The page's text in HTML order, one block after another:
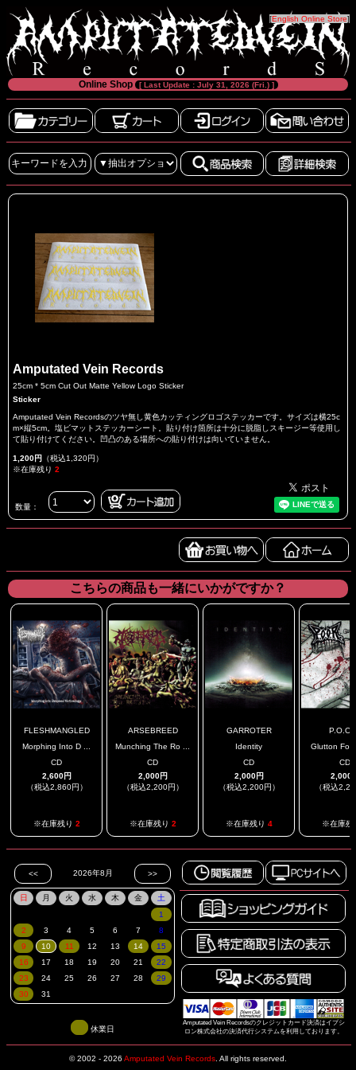
[English Online Store]
Online Shop [ Last Update : July 31, 2026 (Fri.) ]
Amputated Vein Records
25cm * 5cm Cut Out Matte Yellow Logo Sticker
Sticker
Amputated Vein Recordsのツヤ無し黄色カッティングロゴステッカーです。サイズは横25c
m×縦5cm。塩ビマットステッカーシート。貼り付け箇所は十分に脱脂しスキージー等使用し
て貼り付けてください。凹凸のある場所への貼り付けは向いていません。
1,200円 （税込1,320円）
※在庫残り 2
数量：
こちらの商品も一緒にいかがですか？
FLESHMANGLED
Morphing Into D ...
CD
2,600円
（税込2,860円）
※在庫残り 2
ARSEBREED
Munching The Ro ...
CD
2,000円
（税込2,200円）
※在庫残り 2
GARROTER
Identity
CD
2,000円
（税込2,200円）
※在庫残り 4
Glutton For
CD
2,000
（税込
※在庫残
Amputated Vein Recordsのクレジットカード決済はイプシ
ロン株式会社の決済代行システムを利用しております。
休業日
© 2002 - 2026 Amputated Vein Records All rights reserved.